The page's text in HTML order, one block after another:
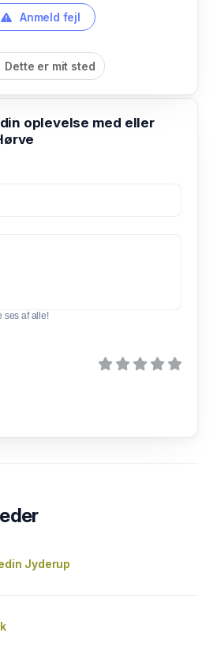
Anmeld fejl
Dette er mit sted
oplevelse med eller
ses af alle!
Jyderup